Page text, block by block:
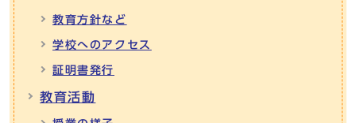
教育方針など
学校へのアクセス
証明書発行
教育活動